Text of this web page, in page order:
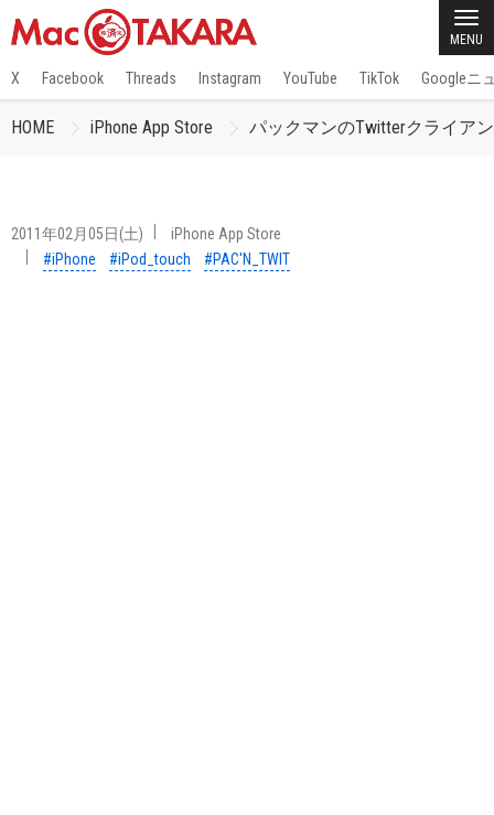
MENU
X Facebook Threads Instagram YouTube TikTok Googleニ
HOME iPhone App Store パックマンのTwitterクライアン
2011年02月05日(土)
iPhone App Store
#iPhone
#iPod_touch #PAC'N_TWIT